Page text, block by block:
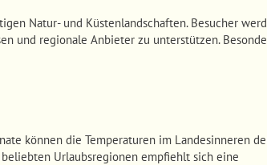
Natur- und Küstenlandschaften. Besucher
und regionale Anbieter zu unterstützen.
können die Temperaturen im Landesinneren
Urlaubsregionen empfiehlt sich eine